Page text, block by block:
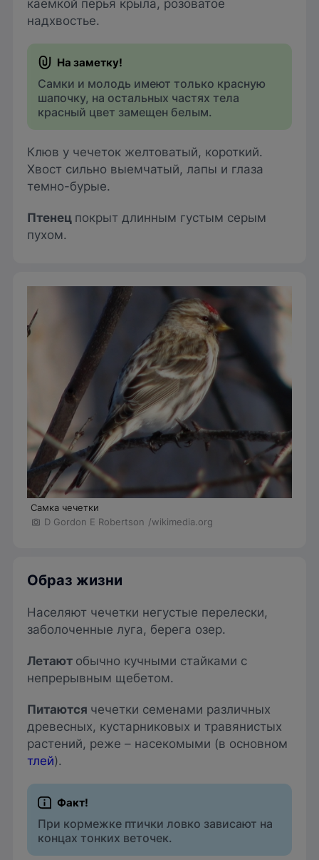
каемкой перья крыла, розоватое
надхвостье.
Самки и молодь имеют только красную
шапочку, на остальных частях тела
красный цвет замещен белым.
Клюв у чечеток желтоватый, короткий.
Хвост сильно выемчатый, лапы и глаза
темно-бурые.
Птенец покрыт длинным густым серым
пухом.
Самка чечетки
D Gordon E Robertson /wikimedia.org
Образ жизни
Населяют чечетки негустые перелески,
заболоченные луга, берега озер.
Летают обычно кучными стайками с
непрерывным щебетом.
Питаются чечетки семенами различных
древесных, кустарниковых и травянистых
растений, реже – насекомыми (в основном
тлей).
При кормежке птички ловко зависают на
концах тонких веточек.